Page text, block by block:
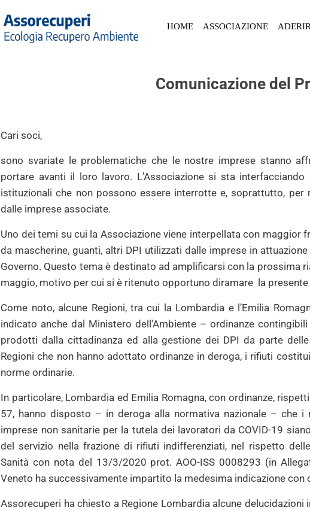
HOME ASSOCIAZIONE
Comunicazione del
Cari soci,
sono svariate le problematiche che le nostre imprese stanno
portare avanti il loro lavoro. L’Associazione si sta
istituzionali che non possono essere interrotte e, soprattutto, per
dalle imprese associate.
Uno dei temi su cui la Associazione viene interpellata con
da mascherine, guanti, altri DPI utilizzati dalle imprese in
Governo. Questo tema è destinato ad amplificarsi con la prossima
maggio, motivo per cui si è ritenuto opportuno diramare la
Come noto, alcune Regioni, tra cui la Lombardia e l’Emilia
indicato anche dal Ministero dell’Ambiente – ordinanze
prodotti dalla cittadinanza ed alla gestione dei DPI da parte
Regioni che non hanno adottato ordinanze in deroga, i rifiuti
norme ordinarie.
In particolare, Lombardia ed Emilia Romagna, con ordinanze,
57, hanno disposto – in deroga alla normativa nazionale – che
imprese non sanitarie per la tutela dei lavoratori da COVID-19
del servizio nella frazione di rifiuti indifferenziati, nel rispetto
Sanità con nota del 13/3/2020 prot. AOO-ISS 0008293 (in
Veneto ha successivamente impartito la medesima indicazione con
Assorecuperi ha chiesto a Regione Lombardia alcune